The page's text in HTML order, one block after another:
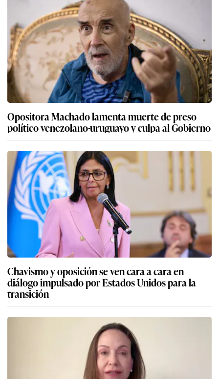
Opositora Machado lamenta muerte de preso
político venezolano-uruguayo y culpa al Gobierno
Chavismo y oposición se ven cara a cara en
diálogo impulsado por Estados Unidos para la
transición